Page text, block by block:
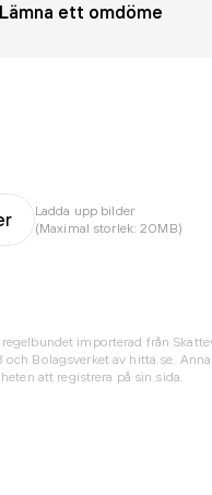
Lämna ett omdöme
Ladda upp bilder
(Maximal storlek: 20MB)
importerad från
och Bolagsverket av hitta.se.
att registrera på sin sida.